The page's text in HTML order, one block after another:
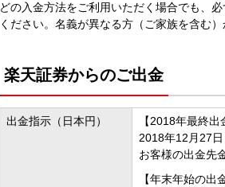
どの入金方法をご利用いただく場合でも、
ください。名義が異なる方（ご家族を含む
楽天証券からのご出金
出金指示（日本円）
【2018年最終
2018年12月27
お客様の出金先
【年末年始の出